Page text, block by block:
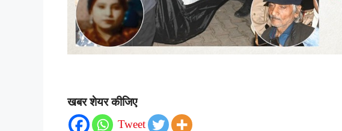
खबर शेयर कीजिए
Tweet